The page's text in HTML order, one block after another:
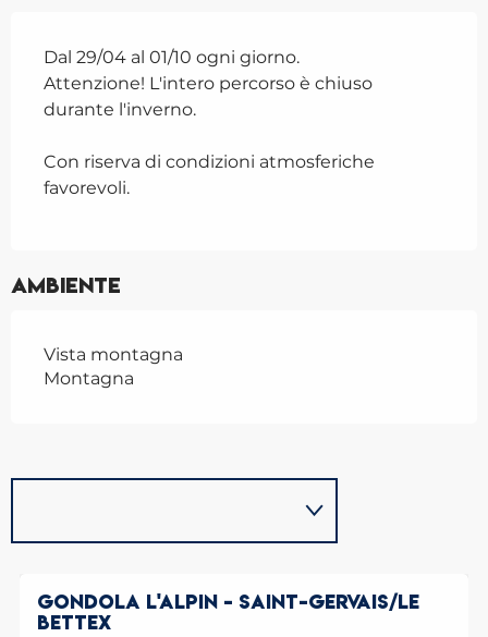
Dal 29/04 al 01/10 ogni giorno.
Attenzione! L'intero percorso è chiuso
durante l'inverno.
Con riserva di condizioni atmosferiche
favorevoli.
Ambiente
Vista montagna
Montagna
GONDOLA L'ALPIN - SAINT-GERVAIS/LE
BETTEX